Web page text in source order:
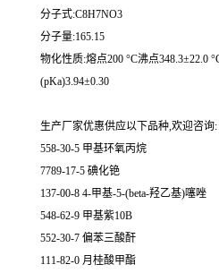
分子式:C8H7NO3
分子量:165.15
物化性质:熔点200 °C沸点348.3±22.0
(pKa)3.94±0.30
生产厂家优惠供应以下品种,欢迎咨询:
558-30-5 甲基环氧丙烷
7789-17-5 碘化铯
137-00-8 4-甲基-5-(beta-羟乙基)噻唑
548-62-9 甲基紫10B
552-30-7 偏苯三酸酐
111-82-0 月桂酸甲酯